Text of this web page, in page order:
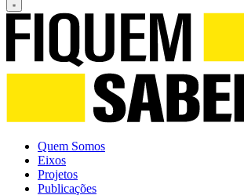
Quem Somos
Eixos
Projetos
Publicações